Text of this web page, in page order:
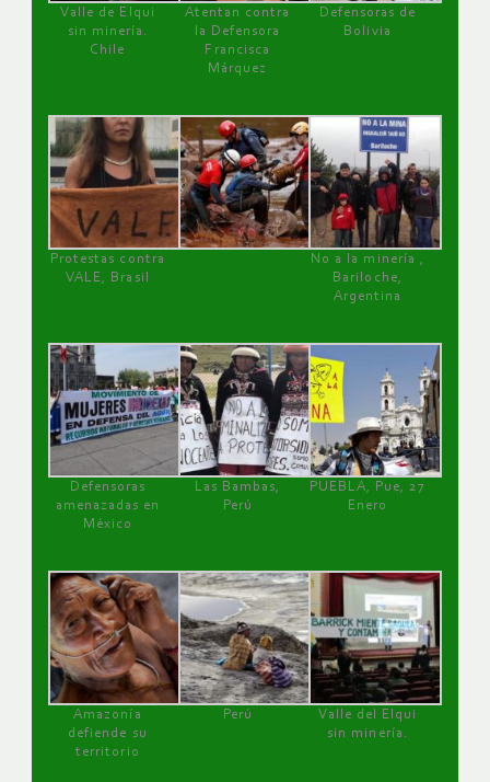
Valle de Elqui
sin minería.
Chile
Atentan contra
la Defensora
Francisca
Márquez
Defensoras de
Bolivia
Protestas contra
VALE, Brasil
No a la minería ,
Bariloche,
Argentina
Defensoras
amenazadas en
México
Las Bambas,
Perú
PUEBLA, Pue, 27
Enero
Amazonía
defiende su
territorio
Perú
Valle del Elqui
sin minería.